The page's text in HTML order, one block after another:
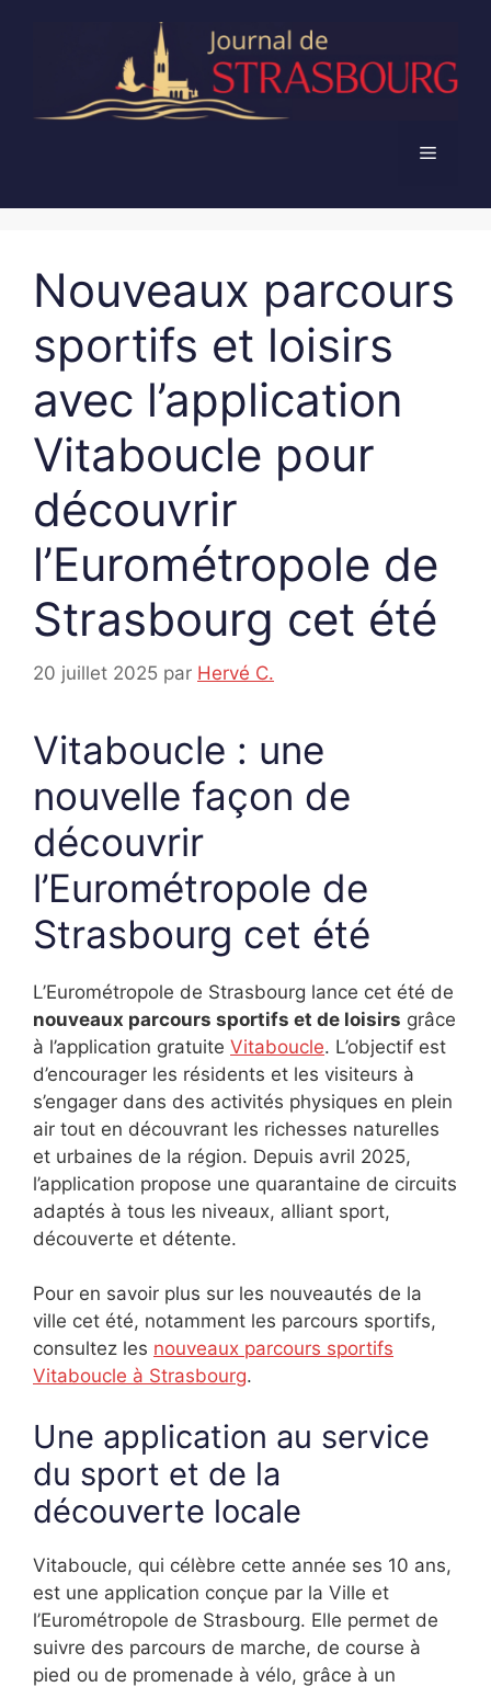
Menu
Nouveaux parcours
sportifs et loisirs
avec l’application
Vitaboucle pour
découvrir
l’Eurométropole de
Strasbourg cet été
20 juillet 2025 par Hervé C.
Vitaboucle : une
nouvelle façon de
découvrir
l’Eurométropole de
Strasbourg cet été
L’Eurométropole de Strasbourg lance cet été de
nouveaux parcours sportifs et de loisirs grâce
à l’application gratuite Vitaboucle. L’objectif est
d’encourager les résidents et les visiteurs à
s’engager dans des activités physiques en plein
air tout en découvrant les richesses naturelles
et urbaines de la région. Depuis avril 2025,
l’application propose une quarantaine de circuits
adaptés à tous les niveaux, alliant sport,
découverte et détente.
Pour en savoir plus sur les nouveautés de la
ville cet été, notamment les parcours sportifs,
consultez les nouveaux parcours sportifs
Vitaboucle à Strasbourg.
Une application au service
du sport et de la
découverte locale
Vitaboucle, qui célèbre cette année ses 10 ans,
est une application conçue par la Ville et
l’Eurométropole de Strasbourg. Elle permet de
suivre des parcours de marche, de course à
pied ou de promenade à vélo, grâce à un